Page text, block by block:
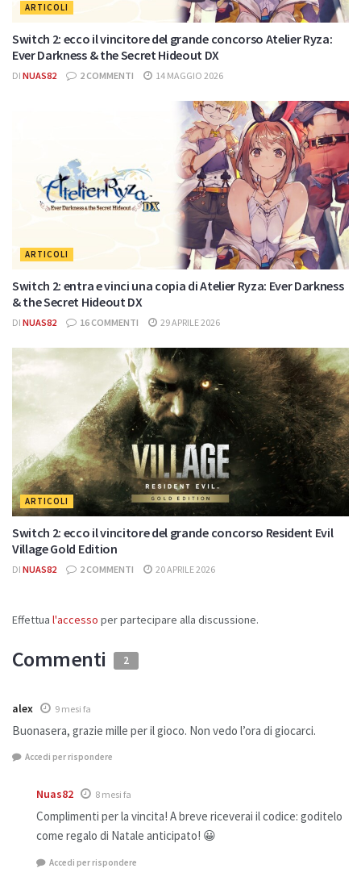
ARTICOLI
Switch 2: ecco il vincitore del grande concorso Atelier Ryza:
Ever Darkness & the Secret Hideout DX
DI NUAS82 2 COMMENTI 14 MAGGIO 2026
ARTICOLI
Switch 2: entra e vinci una copia di Atelier Ryza: Ever Darkness
& the Secret Hideout DX
DI NUAS82 16 COMMENTI 29 APRILE 2026
ARTICOLI
Switch 2: ecco il vincitore del grande concorso Resident Evil
Village Gold Edition
DI NUAS82 2 COMMENTI 20 APRILE 2026
Effettua l'accesso per partecipare alla discussione.
Commenti 2
alex 9 mesi fa
Buonasera, grazie mille per il gioco. Non vedo l’ora di giocarci.
Accedi per rispondere
Nuas82 8 mesi fa
Complimenti per la vincita! A breve riceverai il codice: goditelo
come regalo di Natale anticipato! 😀
Accedi per rispondere